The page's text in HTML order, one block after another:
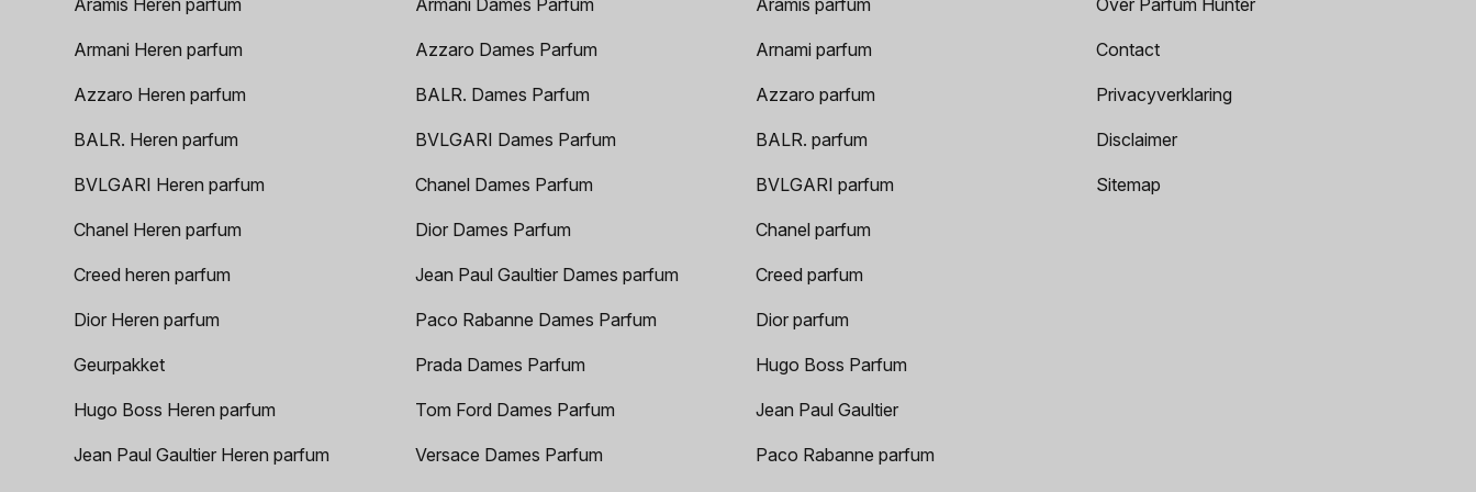
Armani Heren parfum
Azzaro Heren parfum
BALR. Heren parfum
BVLGARI Heren parfum
Chanel Heren parfum
Creed heren parfum
Dior Heren parfum
Geurpakket
Hugo Boss Heren parfum
Jean Paul Gaultier Heren parfum
Azzaro Dames Parfum
BALR. Dames Parfum
BVLGARI Dames Parfum
Chanel Dames Parfum
Dior Dames Parfum
Jean Paul Gaultier Dames parfum
Paco Rabanne Dames Parfum
Prada Dames Parfum
Tom Ford Dames Parfum
Versace Dames Parfum
Arnami parfum
Azzaro parfum
BALR. parfum
BVLGARI parfum
Chanel parfum
Creed parfum
Dior parfum
Hugo Boss Parfum
Jean Paul Gaultier
Paco Rabanne parfum
Contact
Privacyverklaring
Disclaimer
Sitemap